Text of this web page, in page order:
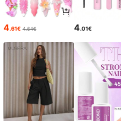
4.61€ 4.64€ 4.01€